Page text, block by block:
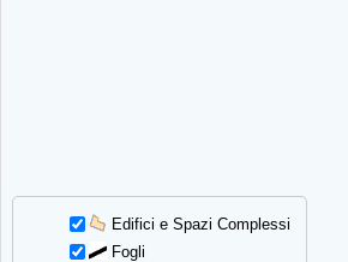
Edifici e Spazi Complessi
Fogli